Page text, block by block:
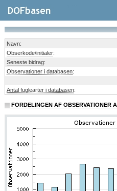
Navn:
Obserkode/initialer:
Seneste bidrag:
Observationer i databasen:
Antal fuglearter i databasen:
FORDELINGEN AF OBSERVATIONER